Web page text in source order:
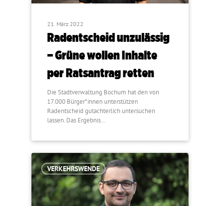
21. März 2022
Radentscheid unzulässig
– Grüne wollen Inhalte
per Ratsantrag retten
Die Stadtverwaltung Bochum hat den von
17.000 Bürger*innen unterstützen
Radentscheid gutachterlich untersuchen
lassen. Das Ergebnis…
VERKEHRSWENDE